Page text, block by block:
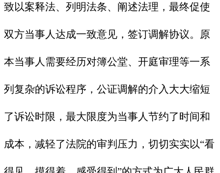
致以案释法、列明法条、阐述法理，最终促使
双方当事人达成一致意见，签订调解协议。原
本当事人需要经历对簿公堂、开庭审理等一系
列复杂的诉讼程序，公证调解的介入大大缩短
了诉讼时限，最大限度为当事人节约了时间和
成本，减轻了法院的审判压力，切切实实以“看